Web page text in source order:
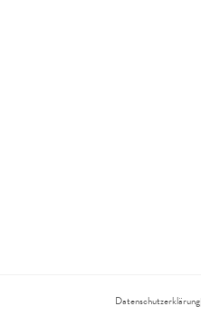
Datenschutzerklärung